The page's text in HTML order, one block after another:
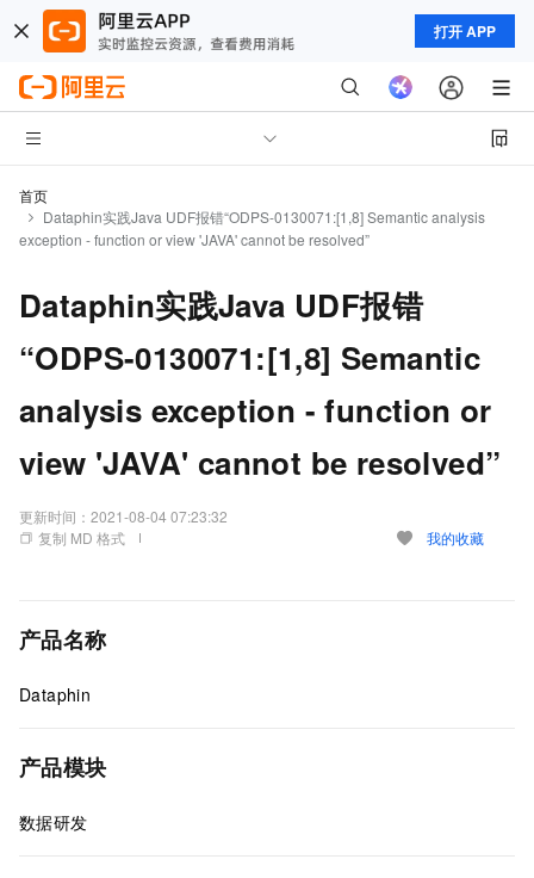
打开 APP
首页
Dataphin实践Java UDF报错“ODPS-0130071:[1,8] Semantic analysis
exception - function or view 'JAVA' cannot be resolved”
Dataphin实践Java UDF报错
“ODPS-0130071:[1,8] Semantic
analysis exception - function or
view 'JAVA' cannot be resolved”
更新时间： 2021-08-04 07:23:32
复制 MD 格式
我的收藏
产品名称
Dataphin
产品模块
数据研发